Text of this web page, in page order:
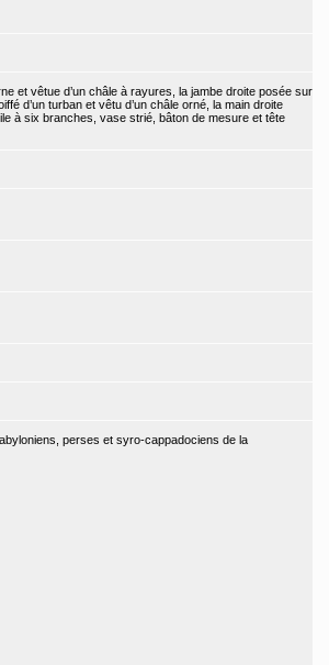
et vêtue d’un châle à rayures, la jambe droite posée sur
d’un turban et vêtu d’un châle orné, la main droite
à six branches, vase strié, bâton de mesure et tête
perses et syro-cappadociens de la